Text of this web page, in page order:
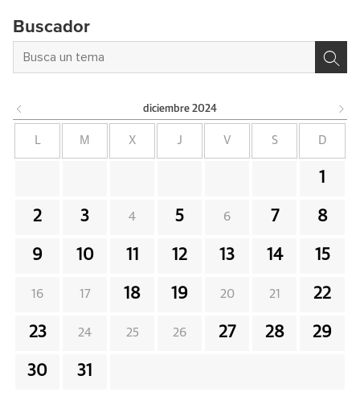
Buscador
diciembre 2024
L M X J V S D
1
2 3 4 5 6 7 8
9 10 11 12 13 14 15
16 17 18 19 20 21 22
23 24 25 26 27 28 29
30 31